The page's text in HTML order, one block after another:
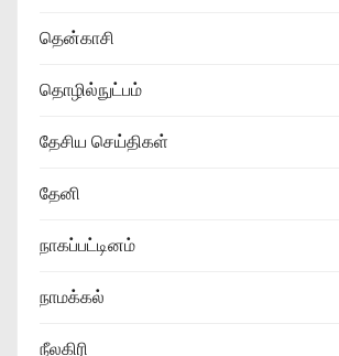
தென்காசி
தொழில்நுட்பம்
தேசிய செய்திகள்
தேனி
நாகப்பட்டினம்
நாமக்கல்
நீலகிரி